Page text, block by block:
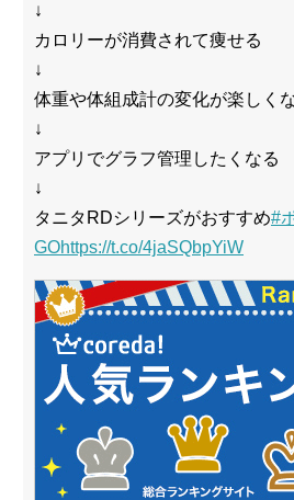
↓
カロリーが消費されて痩せる
↓
体重や体組成計の変化が楽しく
↓
アプリでグラフ管理したくなる
↓
タニタRDシリーズがおすすめ#
GOhttps://t.co/4jaSQbpYiW